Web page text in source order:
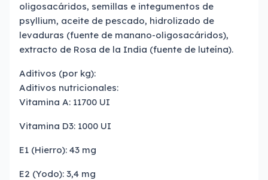
oligosacáridos, semillas e integumentos de
psyllium, aceite de pescado, hidrolizado de
levaduras (fuente de manano-oligosacáridos),
extracto de Rosa de la India (fuente de luteína).
Aditivos (por kg):
Aditivos nutricionales:
Vitamina A: 11700 UI
Vitamina D3: 1000 UI
E1 (Hierro): 43 mg
E2 (Yodo): 3,4 mg